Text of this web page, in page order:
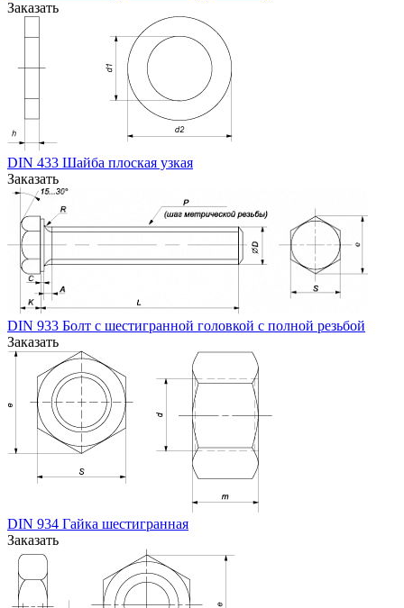
Заказать
DIN 433 Шайба плоская узкая
Заказать
DIN 933 Болт с шестигранной головкой с полной резьбой
Заказать
DIN 934 Гайка шестигранная
Заказать